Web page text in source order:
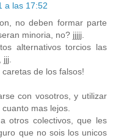
a las 17:52
no deben formar parte
minoria, no? jjjjj.
alternativos torcios las
jjj.
de los falsos!
con vosotros, y utilizar
mas lejos.
otros colectivos, que les
que no sois los unicos